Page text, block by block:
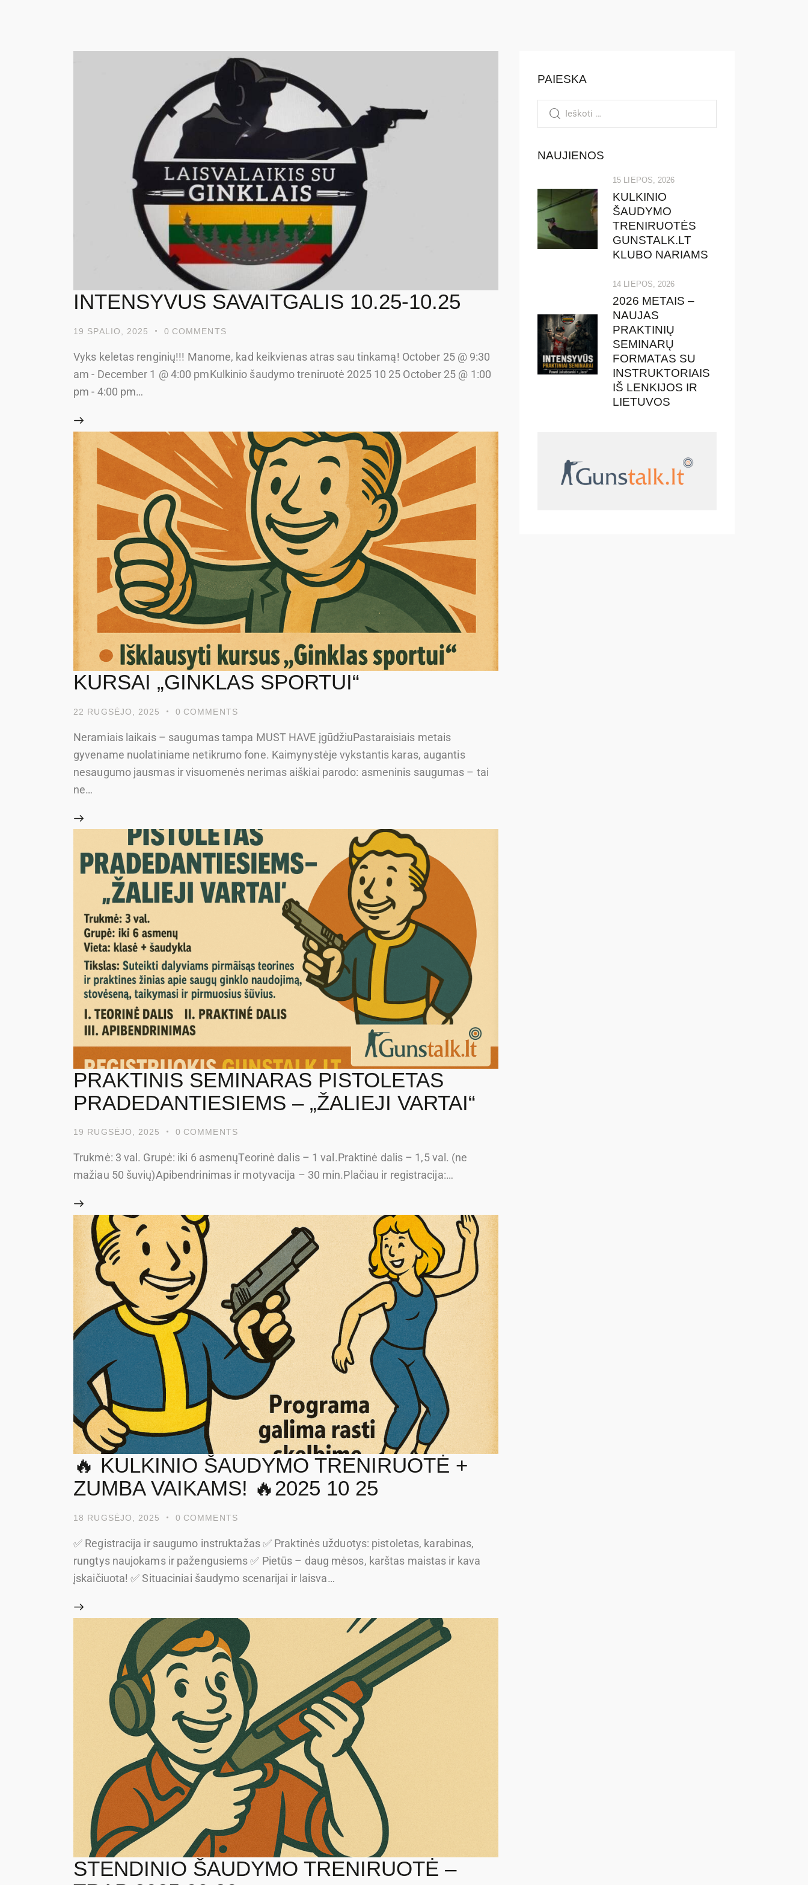
INTENSYVUS SAVAITGALIS 10.25-10.25
19 SPALIO, 2025 0 COMMENTS
Vyks keletas renginių!!! Manome, kad keikvienas atras sau tinkamą! October 25 @ 9:30
am - December 1 @ 4:00 pmKulkinio šaudymo treniruotė 2025 10 25 October 25 @ 1:00
pm - 4:00 pm…
KURSAI „GINKLAS SPORTUI“
22 RUGSĖJO, 2025 0 COMMENTS
Neramiais laikais – saugumas tampa MUST HAVE įgūdžiuPastaraisiais metais
gyvename nuolatiniame netikrumo fone. Kaimynystėje vykstantis karas, augantis
nesaugumo jausmas ir visuomenės nerimas aiškiai parodo: asmeninis saugumas – tai
ne…
PRAKTINIS SEMINARAS PISTOLETAS
PRADEDANTIESIEMS – „ŽALIEJI VARTAI“
19 RUGSĖJO, 2025 0 COMMENTS
Trukmė: 3 val. Grupė: iki 6 asmenųTeorinė dalis – 1 val.Praktinė dalis – 1,5 val. (ne
mažiau 50 šuvių)Apibendrinimas ir motyvacija – 30 min.Plačiau ir registracija:…
🔥 KULKINIO ŠAUDYMO TRENIRUOTĖ +
ZUMBA VAIKAMS! 🔥2025 10 25
18 RUGSĖJO, 2025 0 COMMENTS
✅ Registracija ir saugumo instruktažas ✅ Praktinės užduotys: pistoletas, karabinas,
rungtys naujokams ir pažengusiems ✅ Pietūs – daug mėsos, karštas maistas ir kava
įskaičiuota! ✅ Situaciniai šaudymo scenarijai ir laisva…
STENDINIO ŠAUDYMO TRENIRUOTĖ –
PAIESKA
NAUJIENOS
15 LIEPOS, 2026
KULKINIO
ŠAUDYMO
TRENIRUOTĖS
GUNSTALK.LT
KLUBO NARIAMS
14 LIEPOS, 2026
2026 METAIS –
NAUJAS
PRAKTINIŲ
SEMINARŲ
FORMATAS SU
INSTRUKTORIAIS
IŠ LENKIJOS IR
LIETUVOS